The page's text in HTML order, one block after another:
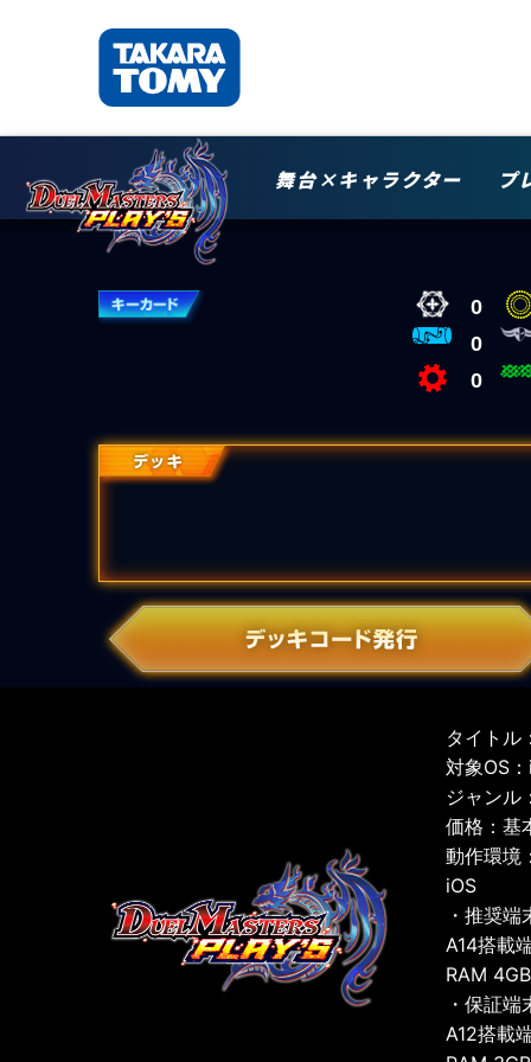
舞台×キャラクター プ
0
0
0
タイトル
対象OS
ジャンル
価格：基
動作環境
iOS
・推奨端
A14搭載
RAM
・保証端
A12搭載